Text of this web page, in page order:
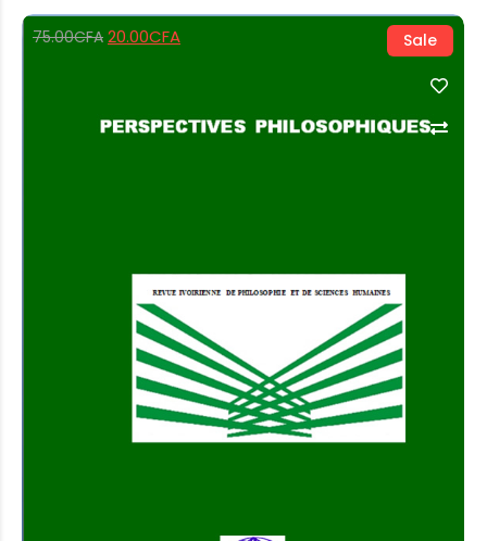
Sale
75.00CFA 20.00CFA
Add to Cart